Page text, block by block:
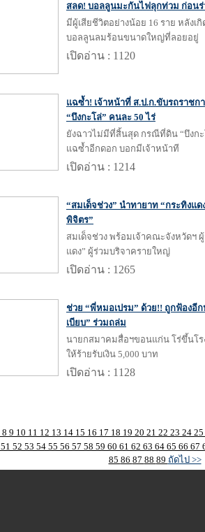
สลด! บอลลูนมะกันไฟลุกท่วม ก่อนร่
มีผู้เสียชีวิตอย่างน้อย 16 ราย หลัง
บอลลูนลมร้อนขนาดใหญ่ที่ลอยอยู่
เปิดอ่าน : 1120
แฉซ้ำ! เจ้าหน้าที่ ส.ป.ก.ขับรถราชก
“บึงกะโล่” คนละ 50 ไร่
ยังฉาวไม่มีที่สิ้นสุด กรณีที่ดิน “บึงกะ
แฉซ้ำอีกดอก บอกมีเจ้าหน้าที
เปิดอ่าน : 1214
“สมเด็จช่วง” นำทายาท “กระทิงแ
พิจิตร”
สมเด็จช่วง พร้อมเจ้าคณะจังหวัดฯ
แดง” ผู้ร่วมบริจาครายใหญ่
เปิดอ่าน : 1265
ช่วย “พี่หมอเปรม” ด้วย!! ถูกฟ้องอี
เบียบ” ร่วมถล่ม
นายกสมาคมสื่อฯขอนแก่น โร่ขึ้นโร
ให้ร้ายรับเงิน 5,000 บาท
เปิดอ่าน : 1128
8 9 10 11 12 13 14 15 16 17 18 19 20 21 22 23 24 25
51 52 53 54 55 56 57 58 59 60 61 62 63 64 65 66 67
85 86 87 88 89 ถัดไป >>